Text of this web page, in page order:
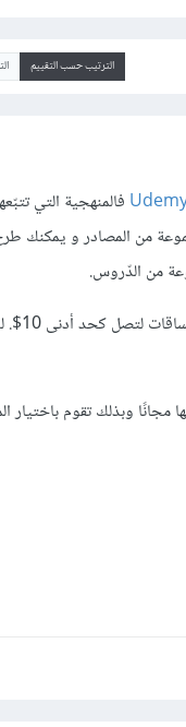
الترتيب حسب التقييم
فالمنهجية التي
من المصادر و يمكنك
من الدّروس.
بعض المساقات تكون مدفوعة
وبذلك تقوم باختيار